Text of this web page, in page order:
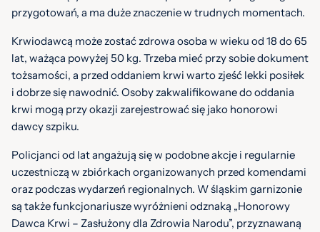
przygotowań, a ma duże znaczenie w trudnych momentach.
Krwiodawcą może zostać zdrowa osoba w wieku od 18 do 65
lat, ważąca powyżej 50 kg. Trzeba mieć przy sobie dokument
tożsamości, a przed oddaniem krwi warto zjeść lekki posiłek
i dobrze się nawodnić. Osoby zakwalifikowane do oddania
krwi mogą przy okazji zarejestrować się jako honorowi
dawcy szpiku.
Policjanci od lat angażują się w podobne akcje i regularnie
uczestniczą w zbiórkach organizowanych przed komendami
oraz podczas wydarzeń regionalnych. W śląskim garnizonie
są także funkcjonariusze wyróżnieni odznaką „Honorowy
Dawca Krwi – Zasłużony dla Zdrowia Narodu”, przyznawaną